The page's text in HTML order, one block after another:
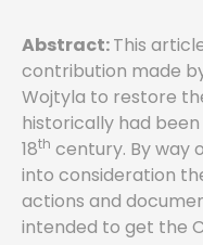
Abstract:This
contribution made
Wojtyla to restore
historically had
18th century. By way
into consideration
actions and
intended to get the